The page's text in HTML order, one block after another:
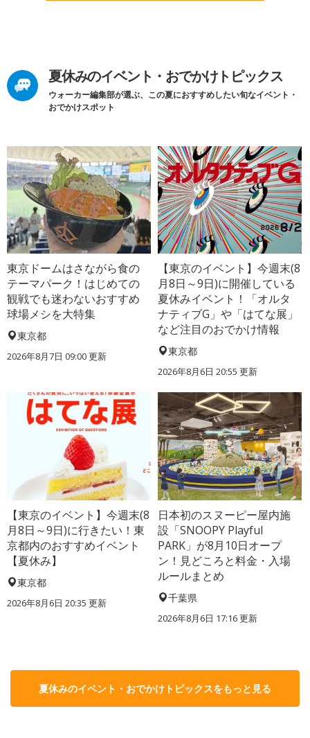
夏休みのイベント・おでかけトピックス
ウォーカー編集部が選ぶ、この夏におすすめしたい旬なイベント・
おでかけスポット
東京ドームはさながら食の
テーマパーク！はじめての
観戦でも迷わないおすすめ
球場メシを大特集
東京都
2026年8月7日 09:00更新
【東京のイベント】今週末(8
月8日～9日)に開催している
夏休みイベント！「オルタ
ナティブG」や「はてな展」
など注目のおでかけ情報
東京都
2026年8月6日 20:55 更新
【東京のイベント】今週末(8
月8日～9日)に行きたい！東
京都内のおすすめイベント
【夏休み】
東京都
2026年8月6日 20:35 更新
日本初のスヌーピー屋内施
設「SNOOPY Playful
PARK」が8月10日オープ
ン！見どころと料金・入場
ルールまとめ
千葉県
2026年8月6日 17:16更新
夏休みのイベント・おでかけトピックスをもっと見る